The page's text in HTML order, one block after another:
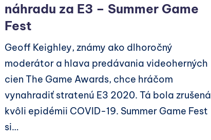
náhradu za E3 – Summer Game
Fest
Geoff Keighley, známy ako dlhoročný
moderátor a hlava predávania videoherných
cien The Game Awards, chce hráčom
vynahradiť stratenú E3 2020. Tá bola zrušená
kvôli epidémii COVID-19. Summer Game Fest
si…